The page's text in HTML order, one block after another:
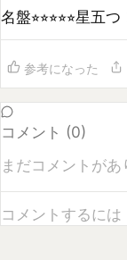
参考になった シ
コメント (0
まだコメントがあり
コメントするには